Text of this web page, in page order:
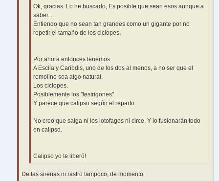
Ok, gracias. Lo he buscado, Es posible que sean esos aunque a
saber....
Entiendo que no sean tan grandes como un gigante por no
repetir el tamaño de los ciclopes.
Por ahora entonces tenemos
A Escila y Caribdis, uno de los dos al menos, a no ser que el
remolino sea algo natural.
Los ciclopes.
Posiblemente los "lestrigones"
Y parece que calipso según el reparto.
No creo que salga ni los lotofagos ni circe. Y lo fusionarán todo
en calipso.
Calipso yo te liberó!
De las sirenas ni rastro tampoco, de momento.